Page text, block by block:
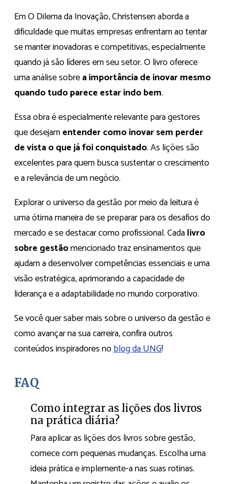
Em O Dilema da Inovação, Christensen aborda a
dificuldade que muitas empresas enfrentam ao tentar
se manter inovadoras e competitivas, especialmente
quando já são líderes em seu setor. O livro oferece
uma análise sobrea importância de inovar mesmo
quando tudo parece estar indo bem.
Essa obra é especialmente relevante para gestores
que desejamentender como inovar sem perder
de vista o que já foi conquistado. As lições são
excelentes para quem busca sustentar o crescimento
e a relevância de um negócio.
Explorar o universo da gestão por meio da leitura é
uma ótima maneira de se preparar para os desafios do
mercado e se destacar como profissional. Cadalivro
sobre gestãomencionado traz ensinamentos que
ajudam a desenvolver competências essenciais e uma
visão estratégica, aprimorando a capacidade de
liderança e a adaptabilidade no mundo corporativo.
Se você quer saber mais sobre o universo da gestão e
como avançar na sua carreira, confira outros
conteúdos inspiradores noblog da UNG!
FAQ
Como integrar as lições dos livros
na prática diária?
Para aplicar as lições dos livros sobre gestão,
comece com pequenas mudanças. Escolha uma
ideia prática e implemente-a nas suas rotinas.